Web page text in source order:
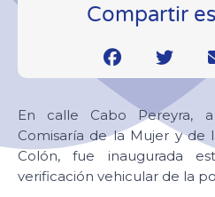
Compartir
En calle Cabo Pereyra,
Comisaría de la Mujer y de
Colón, fue inaugurada
verificación vehicular de la